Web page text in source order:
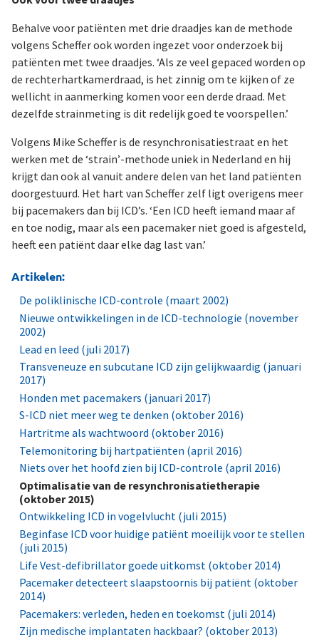
Behalve voor patiënten met drie draadjes kan de methode
volgens Scheffer ook worden ingezet voor onderzoek bij
patiënten met twee draadjes. ‘Als ze veel gepaced worden op
de rechterhartkamerdraad, is het zinnig om te kijken of ze
wellicht in aanmerking komen voor een derde draad. Met
dezelfde strainmeting is dit redelijk goed te voorspellen.’
Volgens Mike Scheffer is de resynchronisatiestraat en het
werken met de ‘strain’-methode uniek in Nederland en hij
krijgt dan ook al vanuit andere delen van het land patiënten
doorgestuurd. Het hart van Scheffer zelf ligt overigens meer
bij pacemakers dan bij ICD’s. ‘Een ICD heeft iemand maar af
en toe nodig, maar als een pacemaker niet goed is afgesteld,
heeft een patiënt daar elke dag last van.’
Artikelen:
De poliklinische ICD-controle (maart 2002)
Nieuwe ontwikkelingen in de ICD-technologie (november
2002)
Lead en leed (juli 2017)
Transveneuze en subcutane ICD zijn gelijkwaardig (januari
2017)
Honden met pacemakers (januari 2017)
S-ICD niet meer weg te denken (oktober 2016)
Hartritme als wachtwoord (oktober 2016)
Telemonitoring bij hartpatiënten (april 2016)
Niets over het hoofd zien bij ICD-controle (april 2016)
Optimalisatie van de resynchronisatietherapie
(oktober 2015)
Ontwikkeling ICD in vogelvlucht (juli 2015)
Beginfase ICD voor huidige patiënt moeilijk voor te stellen
(juli 2015)
Life Vest-defibrillator goede uitkomst (oktober 2014)
Pacemaker detecteert slaapstoornis bij patiënt (oktober
2014)
Pacemakers: verleden, heden en toekomst (juli 2014)
Zijn medische implantaten hackbaar? (oktober 2013)